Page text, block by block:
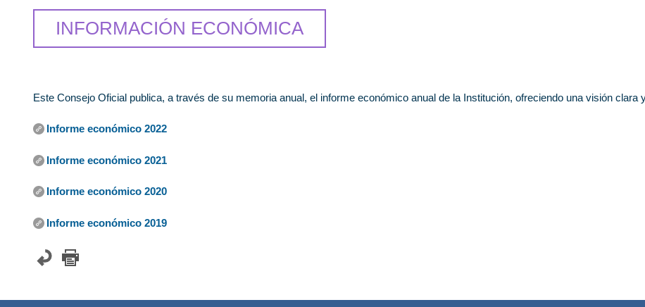
INFORMACIÓN ECONÓMICA
Este Consejo Oficial publica, a través de su memoria anual, el informe económico anual de la Institución, ofreciendo una visión
Informe económico 2022
Informe económico 2021
Informe económico 2020
Informe económico 2019